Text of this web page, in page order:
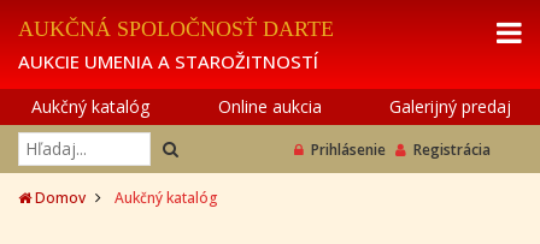
AUKČNÁ SPOLOČNOSŤ DARTE
AUKCIE UMENIA A STAROŽITNOSTÍ
Aukčný katalóg Online aukcia Galerijný predaj
Prihlásenie Registrácia
Domov Aukčný katalóg